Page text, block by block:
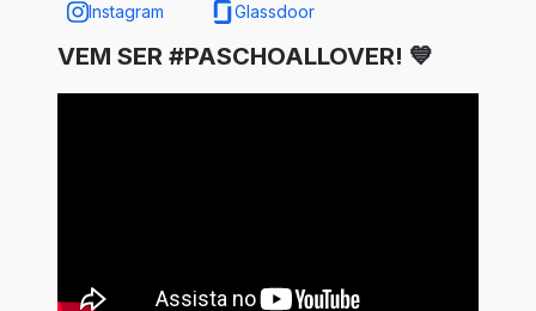
Instagram Glassdoor
VEM SER #PASCHOALLOVER! 💙